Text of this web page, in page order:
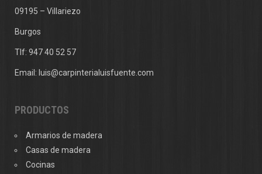
09195 – Villariezo
Burgos
Tlf: 947 40 52 57
Email: luis@carpinterialuisfuente.com
PRODUCTOS
Armarios de madera
Casas de madera
Cocinas